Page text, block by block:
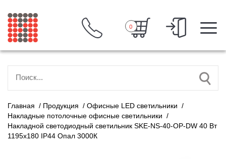
0
Главная / Продукция / Офисные LED светильники /
Накладные потолочные офисные светильники /
Накладной светодиодный светильник SKE-NS-40-OP-DW 40 Вт
1195х180 IP44 Опал 3000К